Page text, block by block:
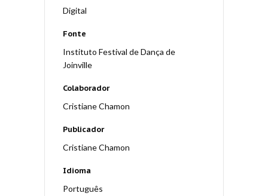
Digital
Fonte
Instituto Festival de Dança de
Joinville
Colaborador
Cristiane Chamon
Publicador
Cristiane Chamon
Idioma
Português